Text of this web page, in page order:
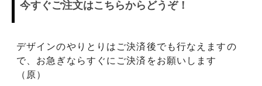
今すぐご注文はこちらからどうぞ！
デザインのやりとりはご決済後でも行なえますの
で、お急ぎならすぐにご決済をお願いします
（原）